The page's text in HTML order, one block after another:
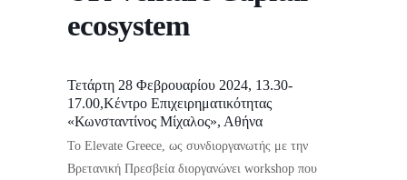
ecosystem
Τετάρτη 28 Φεβρουαρίου 2024, 13.30-
17.00,Κέντρο Επιχειρηματικότητας
«Κωνσταντίνος Μίχαλος», Αθήνα
Το Elevate Greece, ως συνδιοργανωτής με την
Βρετανική Πρεσβεία διοργανώνει workshop που